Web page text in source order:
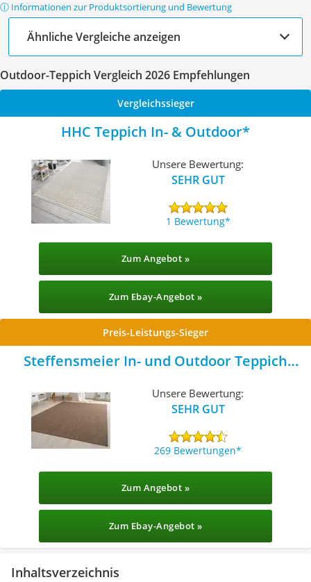
ⓘ Informationen zur Produktsortierung und Bewertung
Ähnliche Vergleiche anzeigen
Outdoor-Teppich Vergleich 2026 Empfehlungen
Vergleichssieger
HHC Teppich In- & Outdoor
Unsere Bewertung:
SEHR GUT
1 Bewertung
Zum Angebot »
Zum Ebay-Angebot »
Preis-Leistungs-Sieger
Steffensmeier In- und Outdoor Teppich
Unsere Bewertung:
SEHR GUT
269 Bewertungen
Zum Angebot »
Zum Ebay-Angebot »
Inhaltsverzeichnis